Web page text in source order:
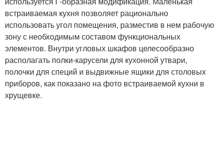
встраиваемая кухня позволяет рационально
использовать угол помещения, разместив в нем рабочую
зону с необходимым составом функциональных
элементов. Внутри угловых шкафов целесообразно
располагать полки-карусели для кухонной утвари,
полочки для специй и выдвижные ящики для столовых
приборов, как показано на фото встраиваемой кухни в
хрущевке.